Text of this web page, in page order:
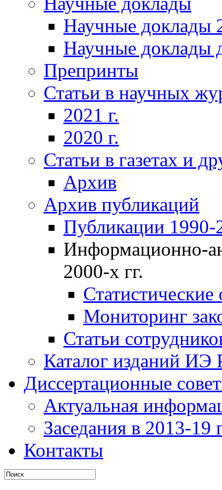
Научные доклады
Научные доклады
Препринты
Статьи в научных
2021 г.
2020 г.
Статьи в газетах и
Архив
Архив публикаций
Публикации 1990-
Информационно-
2000-х гг.
Мониторинг
Статьи
Каталог изданий ИЭ
Диссертационные
Актуальная
Заседания в 2013-19
Контакты